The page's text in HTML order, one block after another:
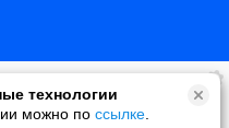
технологии
можно по ссылке